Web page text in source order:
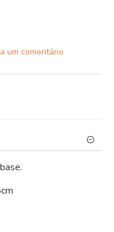
um comentário